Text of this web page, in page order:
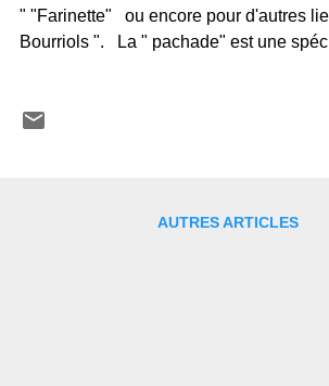
" "Farinette" ou encore pour d'autres
Bourriols ". La " pachade" est une
avec des ingrédients simples comme
AUTRES ARTICLES